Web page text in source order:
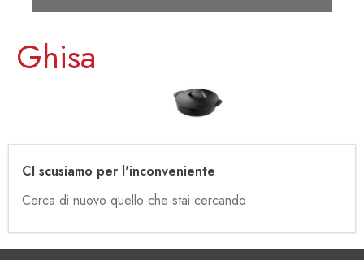
Ghisa
CI scusiamo per l'inconveniente
Cerca di nuovo quello che stai cercando